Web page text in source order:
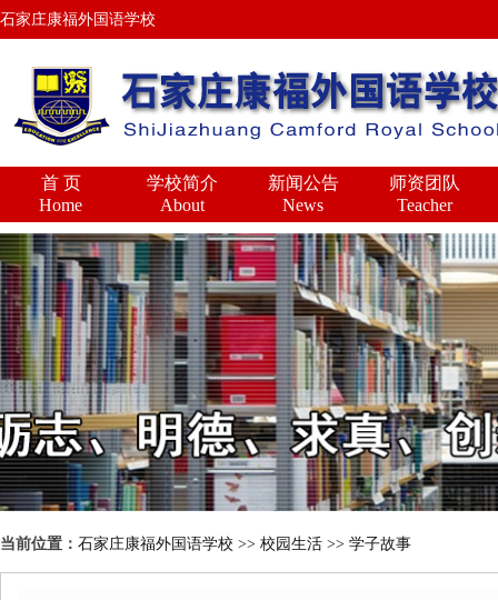
石家庄康福外国语学校
首 页
Home
学校简介
About
新闻公告
News
师资团队
Teacher
当前位置： 石家庄康福外国语学校 >> 校园生活 >> 学子故事